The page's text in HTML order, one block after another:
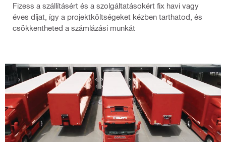
Fizess a szállításért és a szolgáltatásokért fix havi vagy
éves díjat, így a projektköltségeket kézben tarthatod, és
csökkentheted a számlázási munkát